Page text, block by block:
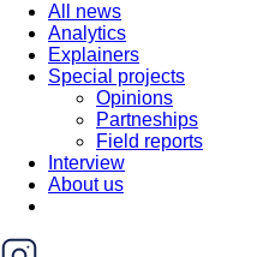
All news
Analytics
Explainers
Special projects
Opinions
Partneships
Field reports
Interview
About us